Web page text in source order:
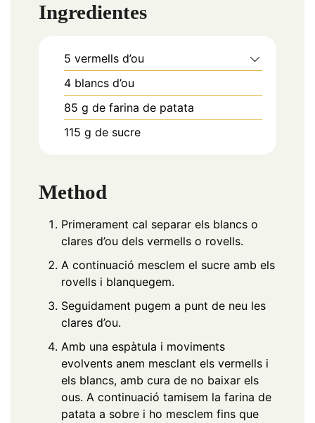
Ingredientes
5 vermells d’ou
4 blancs d’ou
85 g de farina de patata
115 g de sucre
Method
Primerament cal separar els blancs o
clares d’ou dels vermells o rovells.
A continuació mesclem el sucre amb els
rovells i blanquegem.
Seguidament pugem a punt de neu les
clares d’ou.
Amb una espàtula i moviments
evolvents anem mesclant els vermells i
els blancs, amb cura de no baixar els
ous. A continuació tamisem la farina de
patata a sobre i ho mesclem fins que